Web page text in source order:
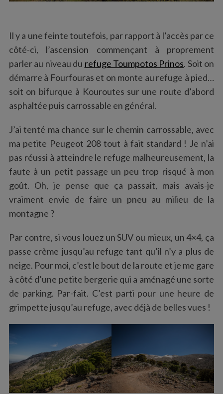
Il y a une feinte toutefois, par rapport à l’accès par ce
côté-ci, l’ascension commençant à proprement
parler au niveau du refuge Toumpotos Prinos. Soit on
démarre à Fourfouras et on monte au refuge à pied…
soit on bifurque à Kouroutes sur une route d’abord
asphaltée puis carrossable en général.
J’ai tenté ma chance sur le chemin carrossable, avec
ma petite Peugeot 208 tout à fait standard ! Je n’ai
pas réussi à atteindre le refuge malheureusement, la
faute à un petit passage un peu trop risqué à mon
goût. Oh, je pense que ça passait, mais avais-je
vraiment envie de faire un pneu au milieu de la
montagne ?
Par contre, si vous louez un SUV ou mieux, un 4×4, ça
passe crème jusqu’au refuge tant qu’il n’y a plus de
neige. Pour moi, c’est le bout de la route et je me gare
à côté d’une petite bergerie qui a aménagé une sorte
de parking. Par-fait. C’est parti pour une heure de
grimpette jusqu’au refuge, avec déjà de belles vues !